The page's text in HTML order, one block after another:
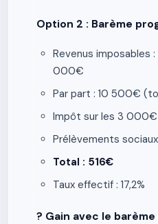
Option 2 : Barème
Revenus imposables
000€
Par part : 10 500€
Impôt sur les 3 000€
Prélèvements
Total : 516€
Taux effectif : 17,2%
? Gain avec le